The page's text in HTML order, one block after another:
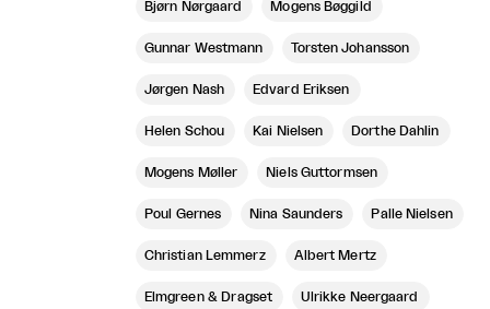
Bjørn Nørgaard Mogens Bøggild
Gunnar Westmann Torsten Johansson
Jørgen Nash Edvard Eriksen
Helen Schou Kai Nielsen Dorthe Dahlin
Mogens Møller Niels Guttormsen
Poul Gernes Nina Saunders Palle Nielsen
Christian Lemmerz Albert Mertz
Elmgreen & Dragset Ulrikke Neergaard